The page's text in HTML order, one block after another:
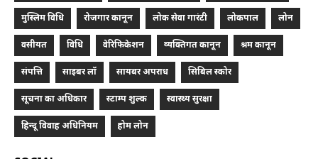
मुस्लिम विधि रोजगार कानून लोक सेवा गारंटी लोकपाल लोन
वसीयत विधि वेरिफिकेशन व्यक्तिगत कानून श्रम कानून
संपत्ति साइबर लॉ सायबर अपराध सिबिल स्कोर
सूचना का अधिकार स्टाम्प शुल्क स्वास्थ्य सुरक्षा
हिन्दू विवाह अधिनियम होम लोन